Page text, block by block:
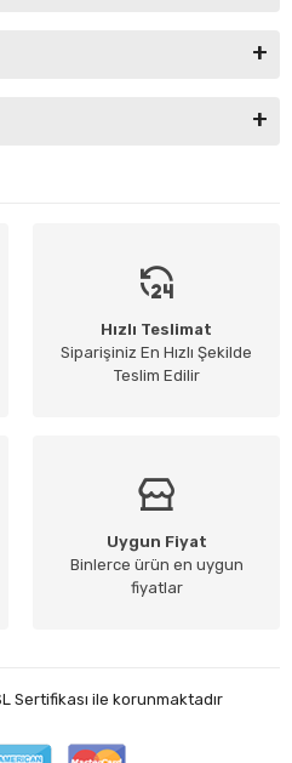
Hızlı Teslimat
Siparişiniz En Hızlı Şekilde
Teslim Edilir
Uygun Fiyat
Binlerce ürün en uygun
fiyatlar
Sertifikası ile korunmaktadır